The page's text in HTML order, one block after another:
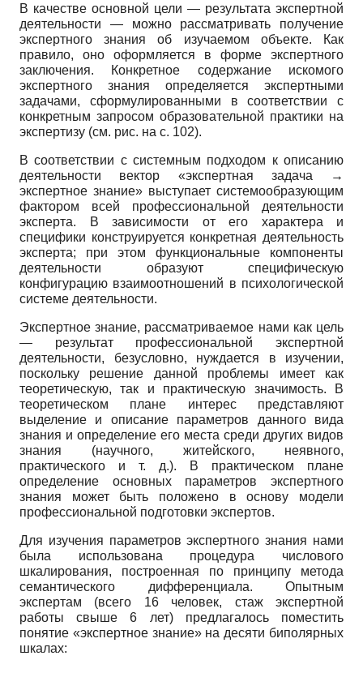
В качестве основной цели — результата экспертной
деятельности — можно рассматривать получение
экспертного знания об изучаемом объекте. Как
правило, оно оформляется в форме экспертного
заключения. Конкретное содержание искомого
экспертного знания определяется экспертными
задачами, сформулированными в соответствии с
конкретным запросом образовательной практики на
экспертизу (см. рис. на с. 102).
В соответствии с системным подходом к описанию
деятельности вектор «экспертная задача
→
экспертное знание» выступает системообразующим
фактором всей профессиональной деятельности
эксперта. В зависимости от его характера и
специфики конструируется конкретная деятельность
эксперта; при этом функциональные компоненты
деятельности образуют специфическую
конфигурацию взаимоотношений в психологической
системе деятельности.
Экспертное знание, рассматриваемое нами как цель
— результат профессиональной экспертной
деятельности, безусловно, нуждается в изучении,
поскольку решение данной проблемы имеет как
теоретическую, так и практическую значимость. В
теоретическом плане интерес представляют
выделение и описание параметров данного вида
знания и определение его места среди других видов
знания (научного, житейского, неявного,
практического и т. д.). В практическом плане
определение основных параметров экспертного
знания может быть положено в основу модели
профессиональной подготовки экспертов.
Для изучения параметров экспертного знания нами
была использована процедура числового
шкалирования, построенная по принципу метода
семантического дифференциала. Опытным
экспертам (всего 16 человек, стаж экспертной
работы свыше 6 лет) предлагалось поместить
понятие «экспертное знание» на десяти биполярных
шкалах: